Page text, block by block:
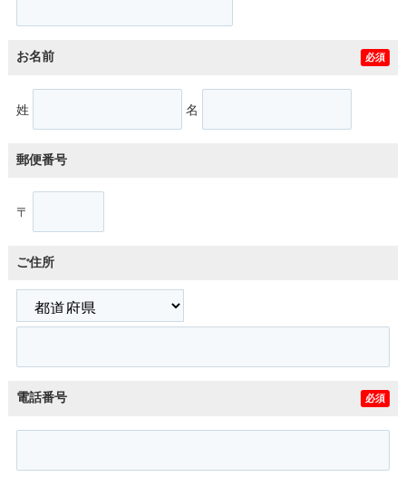
お名前 必須
姓 名
郵便番号
〒
ご住所
電話番号 必須